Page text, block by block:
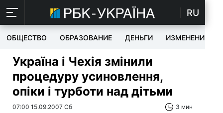
RU
ОБЩЕСТВО ОБРАЗОВАНИЕ ДЕНЬГИ ИЗМЕНЕНИЯ
Україна і Чехія змінили
процедуру усиновлення,
опіки і турботи над дітьми
07:00 15.09.2007 Сб 3 мин